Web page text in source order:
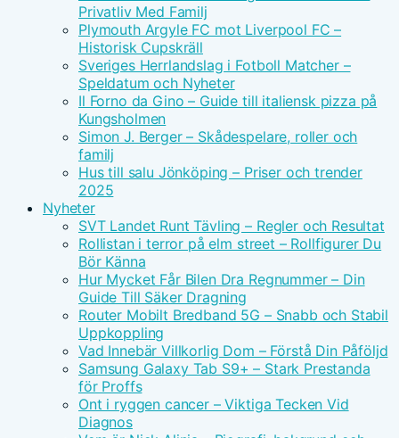
Privatliv Med Familj
Plymouth Argyle FC mot Liverpool FC –
Historisk Cupskräll
Sveriges Herrlandslag i Fotboll Matcher –
Speldatum och Nyheter
Il Forno da Gino – Guide till italiensk pizza på
Kungsholmen
Simon J. Berger – Skådespelare, roller och
familj
Hus till salu Jönköping – Priser och trender
2025
Nyheter
SVT Landet Runt Tävling – Regler och Resultat
Rollistan i terror på elm street – Rollfigurer Du
Bör Känna
Hur Mycket Får Bilen Dra Regnummer – Din
Guide Till Säker Dragning
Router Mobilt Bredband 5G – Snabb och Stabil
Uppkoppling
Vad Innebär Villkorlig Dom – Förstå Din Påföljd
Samsung Galaxy Tab S9+ – Stark Prestanda
för Proffs
Ont i ryggen cancer – Viktiga Tecken Vid
Diagnos